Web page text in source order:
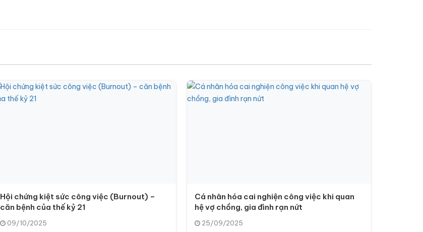
Hội chứng kiệt sức công việc (Burnout) –
căn bệnh của thế kỷ 21
09/10/2025
Cá nhân hóa cai nghiện công việc khi quan
hệ vợ chồng, gia đình rạn nứt
25/09/2025